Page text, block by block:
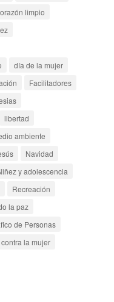
limpio
día de la mujer
Facilitadores
libertad
ambiente
Navidad
y adolescencia
Recreación
la paz
de Personas
la mujer